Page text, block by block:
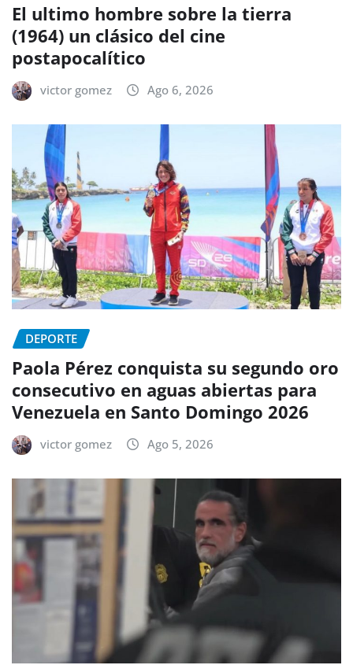
El ultimo hombre sobre la tierra
(1964) un clásico del cine
postapocalítico
victor gomez Ago 6, 2026
DEPORTE
Paola Pérez conquista su segundo oro
consecutivo en aguas abiertas para
Venezuela en Santo Domingo 2026
victor gomez Ago 5, 2026